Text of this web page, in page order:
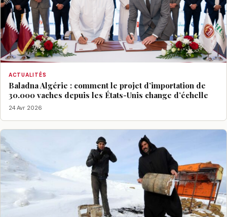
ACTUALITÉS
Baladna Algérie : comment le projet d’importation de
30.000 vaches depuis les États-Unis change d’échelle
24 Avr 2026